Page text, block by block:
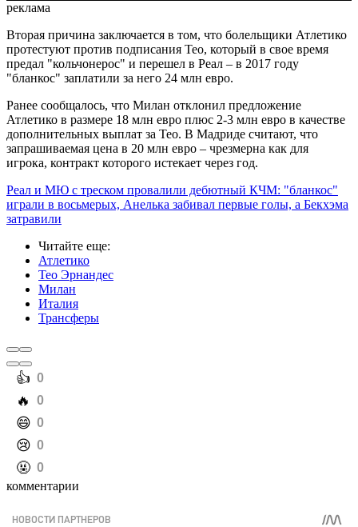
реклама
Вторая причина заключается в том, что болельщики Атлетико
протестуют против подписания Тео, который в свое время
предал "кольчонерос" и перешел в Реал – в 2017 году
"бланкос" заплатили за него 24 млн евро.
Ранее сообщалось, что Милан отклонил предложение
Атлетико в размере 18 млн евро плюс 2-3 млн евро в качестве
дополнительных выплат за Тео. В Мадриде считают, что
запрашиваемая цена в 20 млн евро – чрезмерна как для
игрока, контракт которого истекает через год.
Реал и МЮ с треском провалили дебютный КЧМ: "бланкос"
играли в восьмерых, Анелька забивал первые голы, а Бекхэма
затравили
Читайте еще:
Атлетико
Тео Эрнандес
Милан
Италия
Трансферы
️👍 0
️🔥 0
️😄 0
️😢 0
️🤬 0
комментарии